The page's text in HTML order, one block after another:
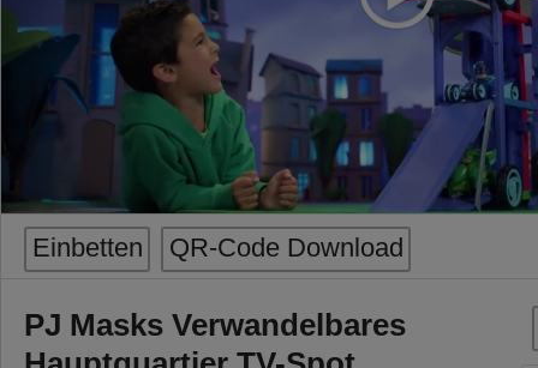
Einbetten QR-Code Download
PJ Masks Verwandelbares